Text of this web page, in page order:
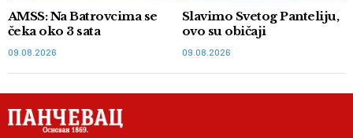
AMSS: Na Batrovcima se
čeka oko 3 sata
09.08.2026
Slavimo Svetog Panteliju,
ovo su običaji
09.08.2026